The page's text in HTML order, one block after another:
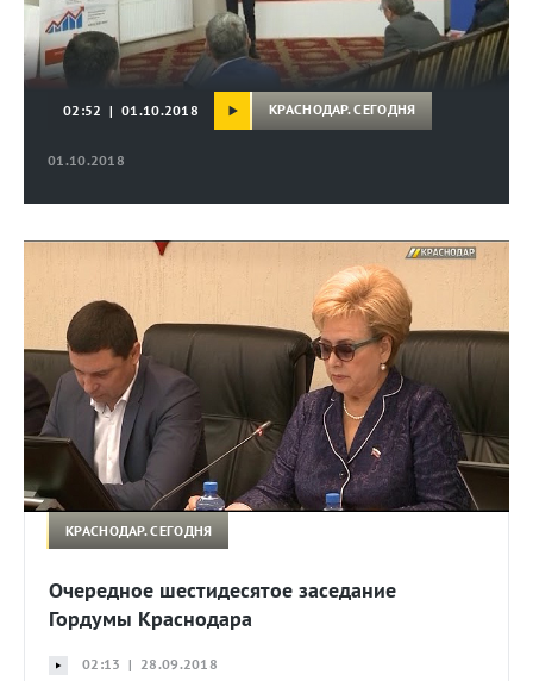
01.10.2018
02:52 | 01.10.2018 КРАСНОДАР. СЕГОДНЯ
КРАСНОДАР. СЕГОДНЯ
Очередное шестидесятое заседание
Гордумы Краснодара
02:13 | 28.09.2018